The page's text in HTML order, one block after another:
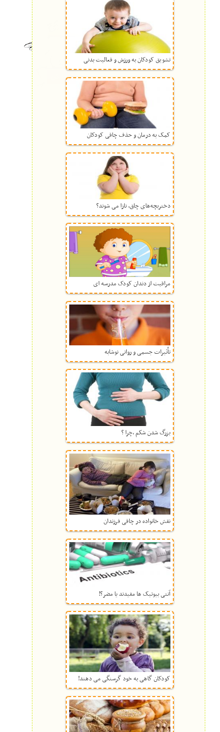
تشویق کودکان به ورزش و فعالیت بدنی
کمک به درمان و حذف چاقی کودکان
دختربچه‌های چاق، نازا می شوند؟
مراقبت از دندان کودک مدرسه ای
تأثیرات جسمی و روانی نوشابه
بزرگ شدن شکم ،چرا ؟
نقش خانواده در چاقی فرزندان
آنتی بیوتیک ها مفیدند یا مضر؟!
کودکان گاهی به خود گرسنگی می دهند!